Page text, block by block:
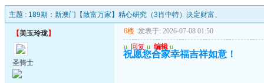
主题 : 189期：新澳门【致富万家】精心研究（3肖中特）决定财富、
【美玉玲珑】
圣骑士
6楼 发表于: 2026-07-08 01:50
u 回复 u 编辑 u
祝愿您合家幸福吉祥如意！